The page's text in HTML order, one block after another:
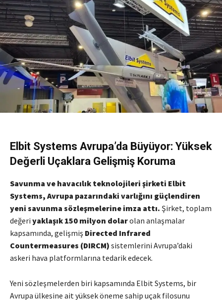
Elbit Systems Avrupa’da Büyüyor: Yüksek
Değerli Uçaklara Gelişmiş Koruma
Savunma ve havacılık teknolojileri şirketi Elbit
Systems, Avrupa pazarındaki varlığını güçlendiren
yeni savunma sözleşmelerine imza attı. Şirket, toplam
değeri yaklaşık 150 milyon dolarolan anlaşmalar
kapsamında, gelişmiş Directed Infrared
Countermeasures (DIRCM) sistemlerini Avrupa’daki
askeri hava platformlarına tedarik edecek.
Yeni sözleşmelerden biri kapsamında Elbit Systems, bir
Avrupa ülkesine ait yüksek öneme sahip uçak filosunu